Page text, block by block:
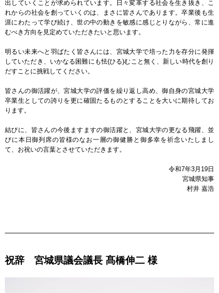
出していくことが求められています。日々変革する社会を生き抜き、こ
れからの社会を創っていくのは、まさに皆さんであります。卒業後も生
涯にわたって学び続け、世の中の動きを敏感に感じとりながら、常に進
むべき方向を見定めていただきたいと思います。
明るい未来へと羽ばたく皆さんには、宮城大学で培った力を存分に発揮
していただき、いかなる困難にも怯(ひる)むこと無く、新しい時代を創り
だすことに挑戦してください。
皆さんの御活躍が、宮城大学の評価を繰り返し高め、御自身の宮城大学
卒業生としての誇りを更に確固たるものとすることを大いに期待してお
ります。
結びに、皆さんの今後ますますの御活躍と、宮城大学の更なる飛躍、並
びに本日御列席の皆様のなお一層の御健勝と御多幸を祈念いたしまし
て、お祝いの言葉とさせていただきます。
令和7年3月19日
宮城県知事
村井 嘉浩
祝辞 宮城県議会議長 髙橋伸二 様